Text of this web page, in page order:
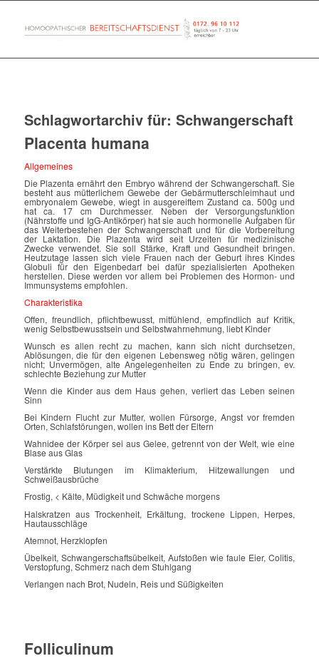
Schlagwortarchiv für: Schwangerschaft
Placenta humana
Allgemeines
Die Plazenta ernährt den Embryo während der Schwangerschaft. Sie
besteht aus mütterlichem Gewebe der Gebärmutterschleimhaut und
embryonalem Gewebe, wiegt in ausgereiftem Zustand ca. 500g und
hat ca. 17 cm Durchmesser. Neben der Versorgungsfunktion
(Nährstoffe und IgG-Antikörper) hat sie auch hormonelle Aufgaben für
das Weiterbestehen der Schwangerschaft und für die Vorbereitung
der Laktation. Die Plazenta wird seit Urzeiten für medizinische
Zwecke verwendet. Sie soll Stärke, Kraft und Gesundheit bringen.
Heutzutage lassen sich viele Frauen nach der Geburt ihres Kindes
Globuli für den Eigenbedarf bei dafür spezialisierten Apotheken
herstellen. Diese werden vor allem bei Problemen des Hormon- und
Immunsystems empfohlen.
Charakteristika
Offen, freundlich, pflichtbewusst, mitfühlend, empfindlich auf Kritik,
wenig Selbstbewusstsein und Selbstwahrnehmung, liebt Kinder
Wunsch es allen recht zu machen, kann sich nicht durchsetzen,
Ablösungen, die für den eigenen Lebensweg nötig wären, gelingen
nicht; Unvermögen, alte Angelegenheiten zu Ende zu bringen, ev.
schlechte Beziehung zur Mutter
Wenn die Kinder aus dem Haus gehen, verliert das Leben seinen
Sinn
Bei Kindern Flucht zur Mutter, wollen Fürsorge, Angst vor fremden
Orten, Schlafstörungen, wollen ins Bett der Eltern
Wahnidee der Körper sei aus Gelee, getrennt von der Welt, wie eine
Blase aus Glas
Verstärkte Blutungen im Klimakterium, Hitzewallungen und
Schweißausbrüche
Frostig, < Kälte, Müdigkeit und Schwäche morgens
Halskratzen aus Trockenheit, Erkältung, trockene Lippen, Herpes,
Hautausschläge
Atemnot, Herzklopfen
Übelkeit, Schwangerschaftsübelkeit, Aufstoßen wie faule Eier, Colitis,
Verstopfung, Schmerz nach dem Stuhlgang
Verlangen nach Brot, Nudeln, Reis und Süßigkeiten
Folliculinum